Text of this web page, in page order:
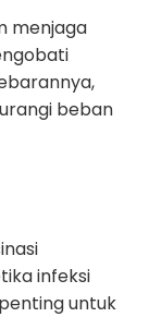
menjaga
beban
infeksi
untuk